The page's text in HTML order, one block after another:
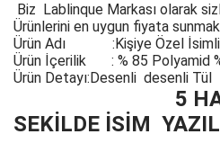
Biz Lablinque Markası olarak
Ürünlerini en uygun fiyata
Ürün Adı :Kişiye Özel
Ürün İçerilik : % 85 Polyamid
Ürün Detayı:Desenli desenli Tül
5
SEKİLDE İSİM